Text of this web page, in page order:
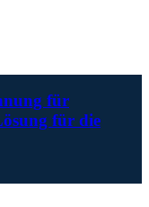
für
für die